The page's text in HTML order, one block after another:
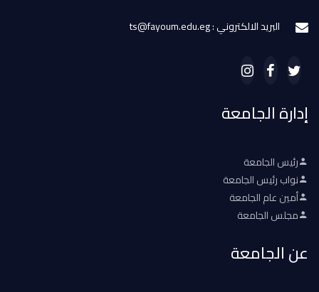
البريد الالكتروني : ts@fayoum.edu.eg
إدارة الجامعة
رئيس الجامعة
نواب رئيس الجامعة
أمين عام الجامعة
مجلس الجامعة
عن الجامعة